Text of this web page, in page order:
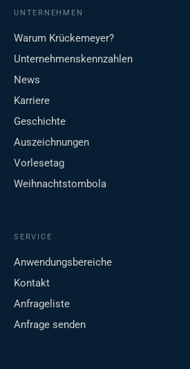
UNTERNEHMEN
Warum Krückemeyer?
Unternehmenskennzahlen
News
Karriere
Geschichte
Auszeichnungen
Vorlesetag
Weihnachtstombola
SERVICE
Anwendungsbereiche
Kontakt
Anfrageliste
Anfrage senden